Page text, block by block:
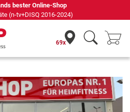
bester Online-Shop
(n-tv+DISQ 2016-2024)
69x